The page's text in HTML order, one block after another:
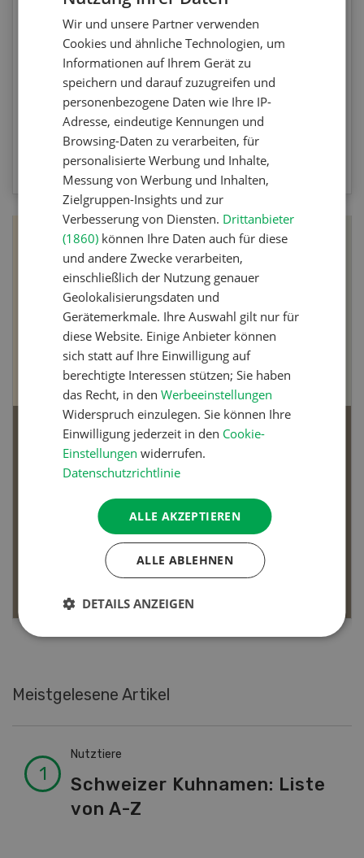
Testen Sie Ihr Wissen. Machen Sie mit am
Agrar-Quiz der UFA-Revue. Die Fragen
beziehen sich auf die Unkrautbekämpfung und
Maschinen zur mechanischen
Unkrautbekämpfung.
Bio-Artikel
Dossier Bio-Artikel
MEHR ERFAHREN
Meistgelesene Artikel
Nutztiere
Schweizer Kuhnamen: Liste
von A-Z
Wir und unsere Partner verwenden
Cookies und ähnliche Technologien, um
Informationen auf Ihrem Gerät zu
speichern und darauf zuzugreifen und
personenbezogene Daten wie Ihre IP-
Adresse, eindeutige Kennungen und
Browsing-Daten zu verarbeiten, für
personalisierte Werbung und Inhalte,
Messung von Werbung und Inhalten,
Zielgruppen-Insights und zur
Verbesserung von Diensten. Drittanbieter
(1860) können Ihre Daten auch für diese
und andere Zwecke verarbeiten,
einschließlich der Nutzung genauer
Geolokalisierungsdaten und
Gerätemerkmale. Ihre Auswahl gilt nur für
diese Website. Einige Anbieter können
sich statt auf Ihre Einwilligung auf
berechtigte Interessen stützen; Sie haben
das Recht, in denWerbeeinstellungen
Widerspruch einzulegen. Sie können Ihre
Einwilligung jederzeit in den Cookie-
Einstellungen widerrufen.
Datenschutzrichtlinie
ALLE AKZEPTIEREN
ALLE ABLEHNEN
DETAILS ANZEIGEN